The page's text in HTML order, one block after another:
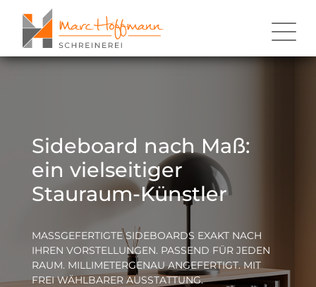
Sideboard nach Maß:
ein vielseitiger
Stauraum-Künstler
MASSGEFERTIGTE SIDEBOARDS EXAKT NACH I
HREN VORSTELLUNGEN. PASSEND FÜR JEDEN R
AUM. MILLIMETERGENAU ANGEFERTIGT. MIT F
REI WÄHLBARER AUSSTATTUNG.